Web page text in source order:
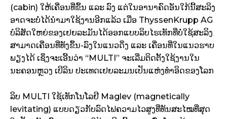
(cabin) ໃຫ້ເຄື່ອນທີ່ຂຶ້ນ ແລະ ລົງ ແຕ່ໃນອານາຄົດອັນໃກ້ນີ້ສະລິງ
ອາດຈະບໍ່ໄດ້ນຳມາໃຊ້ງານອີກແລ້ວ ເມື່ອ ThyssenKrupp AG
ບໍລິສັດໃຫຍ່ຂອງເຢຍລະມັນໄດ້ອອກແບບລິບໄຮເທັກທີ່ບໍ່ໃຊ້ສະລິງ
ສາມາດເຄື່ອນທີ່ທັງຂຶ້ນ-ລົງໃນແນວດິ່ງ ແລະ ເຄື່ອນທີ່ໃນແນວຮາບ
ພຽງໄດ້ ເຊິ່ງຈະເອີ້ນວ່າ “MULTI” ຈະເລີ່ມຕິດຕັ້ງໃຊ້ງານໃນ
ນະຄອນຫຼວງ ເບີລິນ ປະເທດເຢຍລະມນເປັນແຫ່ງທຳອິດຂອງໂລກ
ລິບ MULTI ໃຊ້ເທັກໂນໂລຢີ Maglev (magnetically
levitating) ແບບດຽວກັບລົດໄຟຄວາມໄວສູງທີ່ທັນສະໄໝທີ່ສຸດ